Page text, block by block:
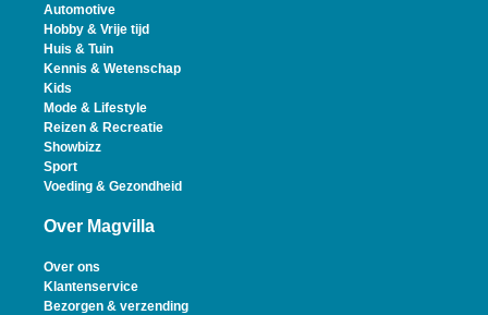
Automotive
Hobby & Vrije tijd
Huis & Tuin
Kennis & Wetenschap
Kids
Mode & Lifestyle
Reizen & Recreatie
Showbizz
Sport
Voeding & Gezondheid
Over Magvilla
Over ons
Klantenservice
Bezorgen & verzending